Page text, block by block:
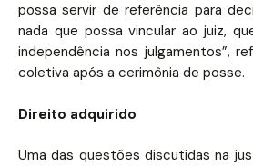
possa servir de referência para
nada que possa vincular ao juiz,
independência nos julgamentos”,
coletiva após a cerimônia de posse.
Direito adquirido
Uma das questões discutidas na